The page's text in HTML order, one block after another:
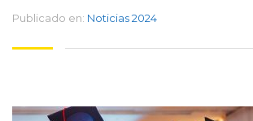
Publicado en: Noticias 2024